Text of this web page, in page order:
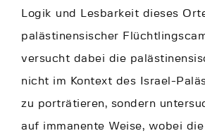
Logik und Lesbarkeit dieses
palästinensischer
versucht dabei die
nicht im Kontext des Israel-
zu porträtieren, sondern
auf immanente Weise, wobei